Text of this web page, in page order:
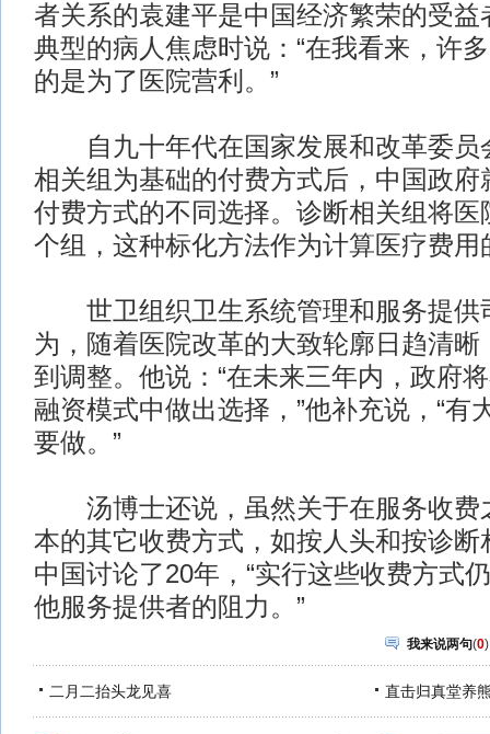
者关系的袁建平是中国经济繁荣的受益
典型的病人焦虑时说：“在我看来，许
的是为了医院营利。”
自九十年代在国家发展和改革委员
相关组为基础的付费方式后，中国政府
付费方式的不同选择。诊断相关组将医
个组，这种标化方法作为计算医疗费用
世卫组织卫生系统管理和服务提供
为，随着医院改革的大致轮廓日趋清
到调整。他说：“在未来三年内，政府
融资模式中做出选择，”他补充说，“有
要做。”
汤博士还说，虽然关于在服务收费
本的其它收费方式，如按人头和按诊断
中国讨论了20年，“实行这些收费方式
他服务提供者的阻力。”
我来说两句(0)
二月二抬头龙见喜 直击归真堂养